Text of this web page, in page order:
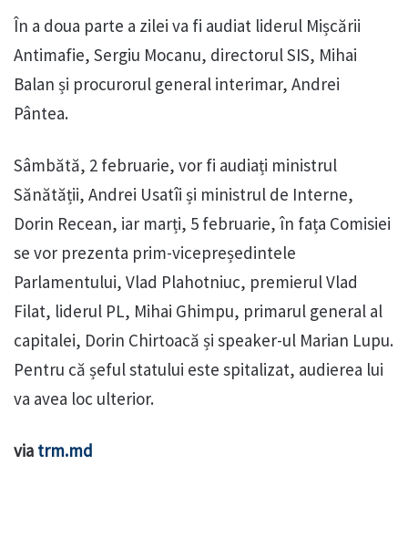
În a doua parte a zilei va fi audiat liderul Mișcării
Antimafie, Sergiu Mocanu, directorul SIS, Mihai
Balan și procurorul general interimar, Andrei
Pântea.
Sâmbătă, 2 februarie, vor fi audiați ministrul
Sănătății, Andrei Usatîi și ministrul de Interne,
Dorin Recean, iar marți, 5 februarie, în fața Comisiei
se vor prezenta prim-vicepreședintele
Parlamentului, Vlad Plahotniuc, premierul Vlad
Filat, liderul PL, Mihai Ghimpu, primarul general al
capitalei, Dorin Chirtoacă și speaker-ul Marian Lupu.
Pentru că șeful statului este spitalizat, audierea lui
va avea loc ulterior.
via trm.md